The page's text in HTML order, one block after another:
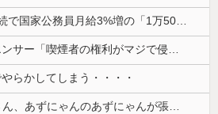
【速報】人事院、2年連続で国家公務員月給3%増の「1万5056円」引き上げ勧告 2年で6%超え
【物議】大物インフルエンサー「喫煙者の権利がマジで侵害されてる。いくら税金払ってるんだ」
らかしてしまう・・・・
【画像】NHK女子アナさん、あずにゃんのあずにゃんが張ってしまう